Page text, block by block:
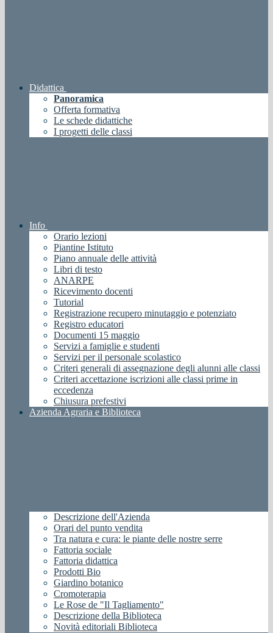
Didattica
Panoramica
Offerta formativa
Le schede didattiche
I progetti delle classi
Info
Orario lezioni
Piantine Istituto
Piano annuale delle attività
Libri di testo
ANARPE
Ricevimento docenti
Tutorial
Registrazione recupero minutaggio e potenziato
Registro educatori
Documenti 15 maggio
Servizi a famiglie e studenti
Servizi per il personale scolastico
Criteri generali di assegnazione degli alunni alle classi
Criteri accettazione iscrizioni alle classi prime in
eccedenza
Chiusura prefestivi
Azienda Agraria e Biblioteca
Descrizione dell'Azienda
Orari del punto vendita
Tra natura e cura: le piante delle nostre serre
Fattoria sociale
Fattoria didattica
Prodotti Bio
Giardino botanico
Cromoterapia
Le Rose de "Il Tagliamento"
Descrizione della Biblioteca
Novità editoriali Biblioteca